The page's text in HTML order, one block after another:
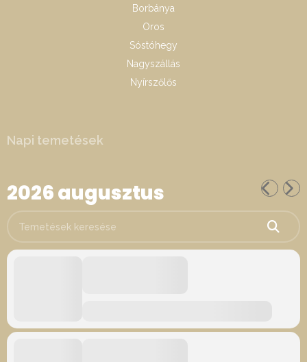
Borbánya
Oros
Sóstóhegy
Nagyszállás
Nyírszőlős
Napi temetések
2026 augusztus